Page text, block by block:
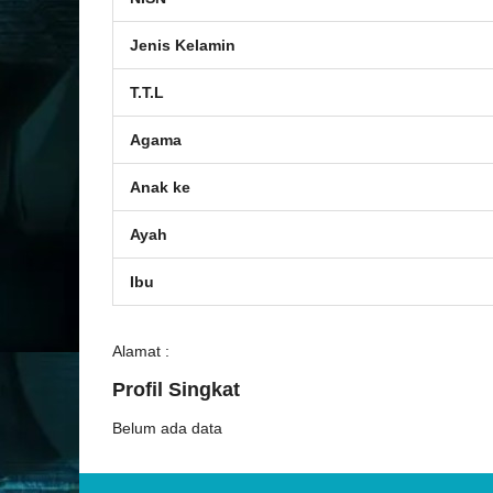
Jenis Kelamin
T.T.L
Agama
Anak ke
Ayah
Ibu
Alamat :
Profil Singkat
Belum ada data